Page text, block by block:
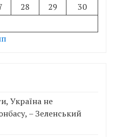
28 29
30
Україна не
– Зеленський